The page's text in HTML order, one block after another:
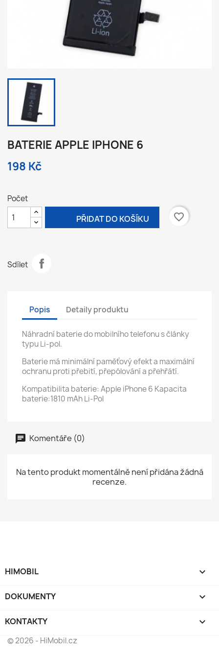
BATERIE APPLE IPHONE 6
198 Kč
Počet
PŘIDAT DO KOŠÍKU favorite_border
Sdílet
Popis Detaily produktu
Náhradní baterie do mobilního telefonu s články
typu Li-pol.
Baterie má minimální paměťový efekt a maximální
ochranu proti přebití, přepólování a přehřátí.
Kompatibilita baterie: Apple iPhone 6 Kapacita
baterie:1810 mAh Li-Pol
Komentáře (0)
Na tento produkt momentálně není přidána žádná
recenze.
HIMOBIL 
DOKUMENTY 
KONTAKTY keyboard_arrow_down
© 2026 - HiMobil.cz